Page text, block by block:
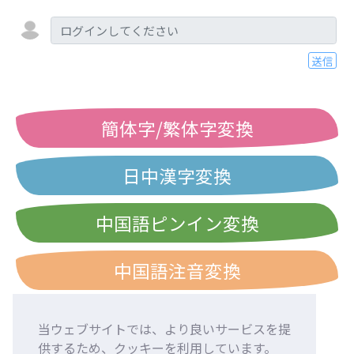
当ウェブサイトでは、より良いサービスを提
供するため、クッキーを利用しています。
送信
簡体字/繁体字変換
日中漢字変換
中国語ピンイン変換
中国語注音変換